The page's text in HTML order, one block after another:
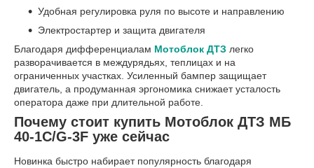
Удобная регулировка руля по высоте и направлению
Электростартер и защита двигателя
Благодаря дифференциалам Мотоблок ДТЗ легко
разворачивается в междурядьях, теплицах и на
ограниченных участках. Усиленный бампер защищает
двигатель, а продуманная эргономика снижает усталость
оператора даже при длительной работе.
Почему стоит купить Мотоблок ДТЗ МБ
40-1С/G-3F уже сейчас
Новинка быстро набирает популярность благодаря